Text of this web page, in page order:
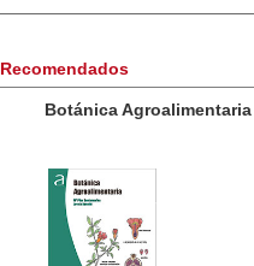
Recomendados
Botánica Agroalimentaria